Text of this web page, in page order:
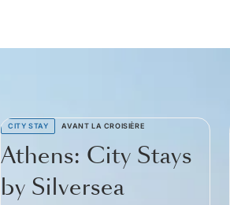
CITY STAY AVANT LA CROISIÈRE
Athens: City Stays
by Silversea